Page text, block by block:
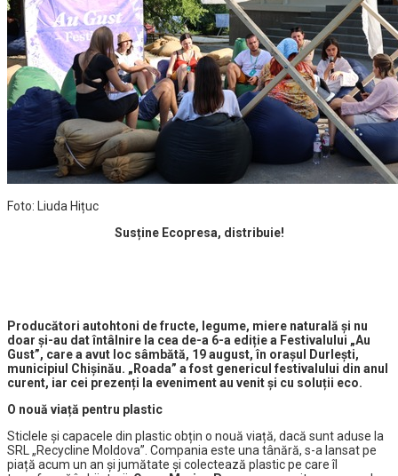
Foto: Liuda Hițuc
Susține Ecopresa, distribuie!
Producători autohtoni de fructe, legume, miere naturală și nu
doar și-au dat întâlnire la cea de-a 6-a ediție a Festivalului „Au
Gust”, care a avut loc sâmbătă, 19 august, în orașul Durlești,
municipiul Chișinău. „Roada” a fost genericul festivalului din anul
curent, iar cei prezenți la eveniment au venit și cu soluții eco.
O nouă viață pentru plastic
Sticlele și capacele din plastic obțin o nouă viață, dacă sunt aduse la
SRL „Recycline Moldova”. Compania este una tânără, s-a lansat pe
piață acum un an și jumătate și colectează plastic pe care îl